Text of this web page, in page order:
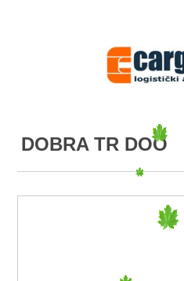
DOBRA TR DOO